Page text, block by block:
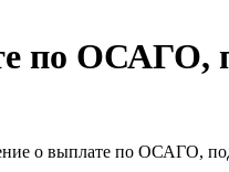
по ОСАГО,
о выплате по ОСАГО,